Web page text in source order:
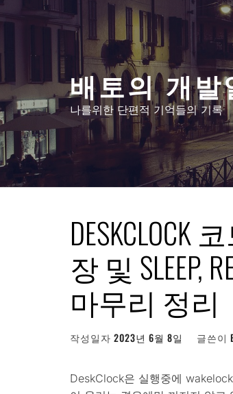
텐
뛰
기
배토의 개발
나를위한 단편적 기억들의 기록
DESKCLOCK
장 및 SLEEP,
마무리 정리
작성일자 2023년 6월 8일 글쓴이
DeskClock은 실행중에